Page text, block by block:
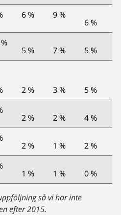
6 % 9 %
6 %
5 % 7 %
5 %
2 % 3 %
5 %
2 % 2 %
4 %
2 % 1 %
2 %
1 % 1 % 0 %
så vi har inte
efter 2015.